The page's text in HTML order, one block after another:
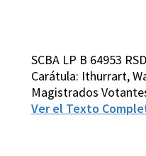
SCBA LP B 64953
Carátula: Ithurrart,
Magistrados
Ver el Texto